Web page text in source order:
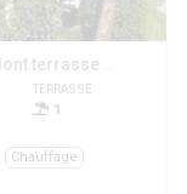
(Mobil-home Standard 33 m² dont terrasse 3 chambres + TV)
TERRASSE
1
Chauffage